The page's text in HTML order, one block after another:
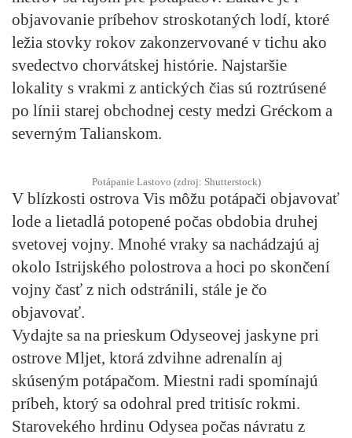
objavovanie príbehov stroskotaných lodí, ktoré
ležia stovky rokov zakonzervované v tichu ako
svedectvo chorvátskej histórie. Najstaršie
lokality s vrakmi z antických čias sú roztrúsené
po línii starej obchodnej cesty medzi Gréckom a
severným Talianskom.
Potápanie Lastovo (zdroj: Shutterstock)
V blízkosti ostrova Vis môžu potápači objavovať
lode a lietadlá potopené počas obdobia druhej
svetovej vojny. Mnohé vraky sa nachádzajú aj
okolo Istrijského polostrova a hoci po skončení
vojny časť z nich odstránili, stále je čo
objavovať.
Vydajte sa na prieskum Odyseovej jaskyne pri
ostrove Mljet, ktorá zdvihne adrenalín aj
skúseným potápačom. Miestni radi spomínajú
príbeh, ktorý sa odohral pred tritisíc rokmi.
Starovekého hrdinu Odysea počas návratu z